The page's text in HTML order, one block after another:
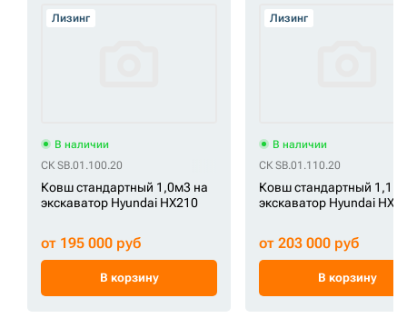
Лизинг
В наличии
СК SB.01.100.20
Ковш стандартный 1,0м3 на
экскаватор Hyundai HX210
от 195 000 руб
В корзину
Лизинг
В наличии
СК SB.01.110.20
Ковш стандартный
экскаватор Hyundai
от 203 000 руб
В корзину